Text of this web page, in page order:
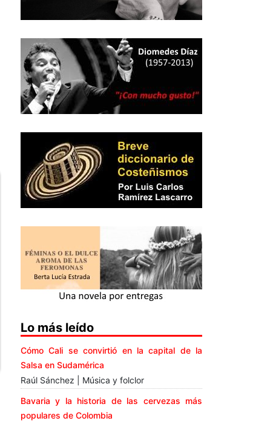
Lo más leído
Cómo Cali se convirtió en la capital de la
Salsa en Sudamérica
Raúl Sánchez | Música y folclor
Bavaria y la historia de las cervezas más
populares de Colombia